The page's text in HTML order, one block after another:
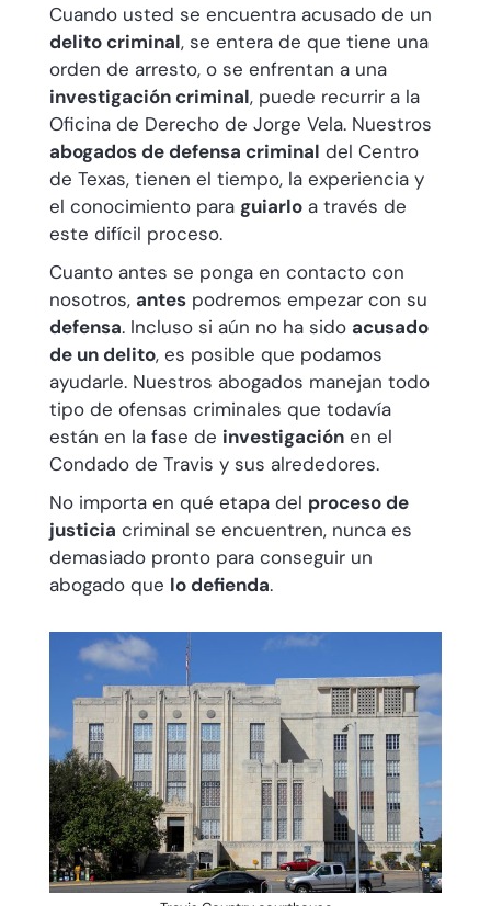
Cuando usted se encuentra acusado de un
delito criminal, se entera de que tiene una
orden de arresto, o se enfrentan a una
investigación criminal, puede recurrir a la
Oficina de Derecho de Jorge Vela. Nuestros
abogados de defensa criminal del Centro
de Texas, tienen el tiempo, la experiencia y
el conocimiento para guiarloa través de
este difícil proceso.
Cuanto antes se ponga en contacto con
nosotros, antespodremos empezar con su
defensa. Incluso si aún no ha sido acusado
de un delito, es posible que podamos
ayudarle. Nuestros abogados manejan todo
tipo de ofensas criminales que todavía
están en la fase de investigaciónen el
Condado de Travis y sus alrededores.
No importa en qué etapa del proceso de
justicia criminal se encuentren, nunca es
demasiado pronto para conseguir un
abogado que lo defienda.